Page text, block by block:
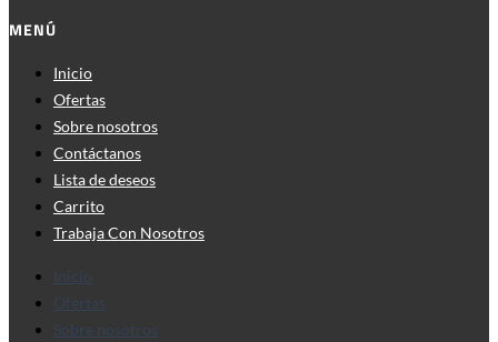
MENÚ
Inicio
Ofertas
Sobre nosotros
Contáctanos
Lista de deseos
Carrito
Trabaja Con Nosotros
Inicio
Ofertas
Sobre nosotros